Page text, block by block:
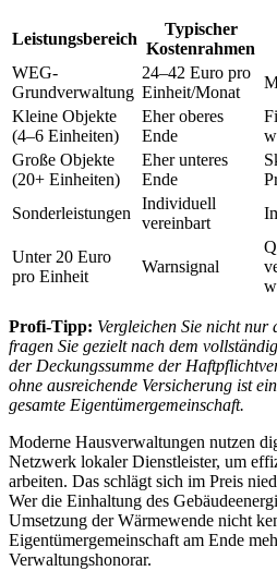
Leistungsbereich
Typischer
Kostenrahmen
WEG-
Grundverwaltung
24–42 Euro pro
Einheit/Monat
Kleine Objekte
(4–6 Einheiten)
Eher oberes
Ende
Große Objekte
(20+ Einheiten)
Eher unteres
Ende
Sonderleistungen
Individuell
vereinbart
Unter 20 Euro
pro Einheit
Warnsignal
Profi-Tipp: Vergleichen Sie nicht nur
fragen Sie gezielt nach dem
der Deckungssumme der
ohne ausreichende Versicherung ist
gesamte Eigentümergemeinschaft.
Moderne Hausverwaltungen nutzen
Netzwerk lokaler Dienstleister, um
arbeiten. Das schlägt sich im Preis
Wer die Einhaltung des
Umsetzung der Wärmewende nicht
Eigentümergemeinschaft am Ende
Verwaltungshonorar.